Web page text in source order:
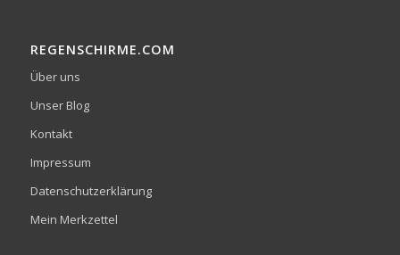
REGENSCHIRME.COM
Über uns
Unser Blog
Kontakt
Impressum
Datenschutzerklärung
Mein Merkzettel